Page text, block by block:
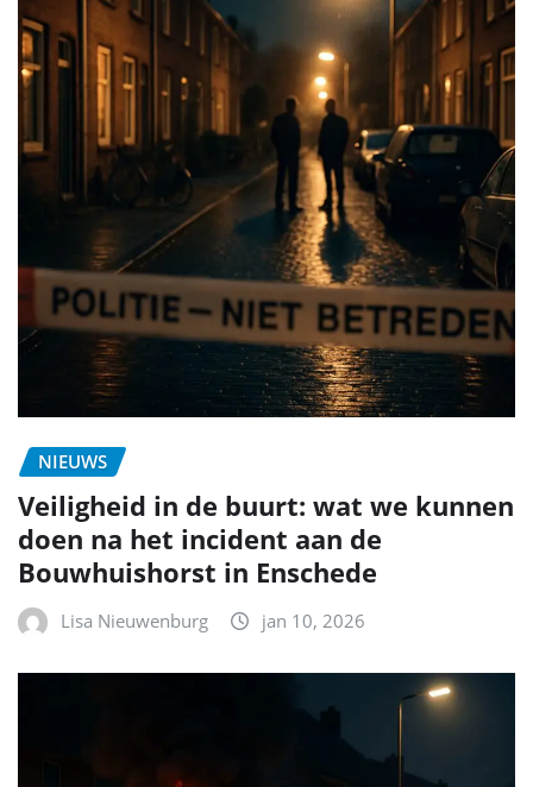
NIEUWS
Veiligheid in de buurt: wat we kunnen
doen na het incident aan de
Bouwhuishorst in Enschede
Lisa Nieuwenburg jan 10, 2026